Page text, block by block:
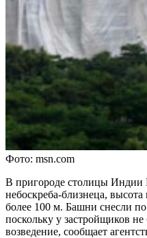
Фото: msn.com
В пригороде столицы Индии
небоскреба-близнеца,
более 100 м. Башни снесли
поскольку у застройщиков
возведение, сообщает